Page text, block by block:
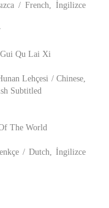
/ French, İngilizce
Qu Lai Xi
Lehçesi / Chinese,
Subtitled
The World
/ Dutch, İngilizce